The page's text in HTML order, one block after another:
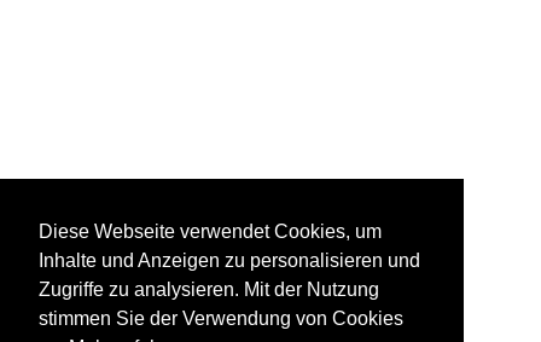
Diese Webseite verwendet Cookies, um
Inhalte und Anzeigen zu personalisieren und
Zugriffe zu analysieren. Mit der Nutzung
stimmen Sie der Verwendung von Cookies